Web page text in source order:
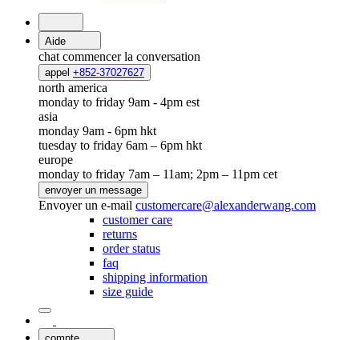
Aide
chat commencer la conversation
appel +852-37027627
north america
monday to friday 9am - 4pm est
asia
monday 9am - 6pm hkt
tuesday to friday 6am – 6pm hkt
europe
monday to friday 7am – 11am; 2pm – 11pm cet
envoyer un message
Envoyer un e-mail customercare@alexanderwang.com
customer care
returns
order status
faq
shipping information
size guide